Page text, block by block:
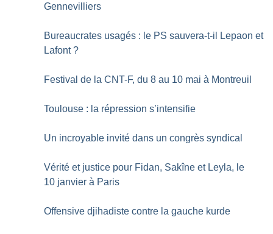
Gennevilliers
Bureaucrates usagés : le PS sauvera-t-il Lepaon et
Lafont ?
Festival de la CNT-F, du 8 au 10 mai à Montreuil
Toulouse : la répression s’intensifie
Un incroyable invité dans un congrès syndical
Vérité et justice pour Fidan, Sakîne et Leyla, le
10 janvier à Paris
Offensive djihadiste contre la gauche kurde